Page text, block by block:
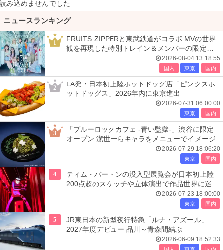
読み込めませんでした
ニュースランキング
1
FRUITS ZIPPERと東武鉄道がコラボ MVの世界
観を再現した特別トレイン＆メンバーの限定ア
2026-08-04 13:18:55
国内 東京 国内
2
LA発・日本初上陸ホットドッグ店「ピンクスホ
ットドッグス」2026年内に東京進出
2026-07-31 06:00:00
東京 国内
3
「ブルーロックカフェ -青い監獄-」渋谷に限定
オープン 潔世一らキャラをメニューでイメージ
2026-07-29 18:06:20
東京 国内
4
ティム・バートンの没入型展覧会が日本初上陸
200点超のスケッチや立体演出で作品世界に迷い
2026-07-23 18:00:00
東京 国内
5
JR東日本の新型夜行特急「ルナ・アズール」
2027年度デビュー 品川～青森間結ぶ
2026-06-09 18:52:33